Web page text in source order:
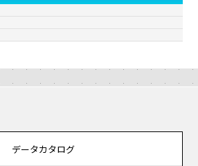
データカタログ